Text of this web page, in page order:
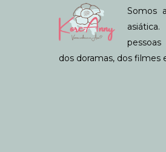
Somos
dos doramas, dos filmes